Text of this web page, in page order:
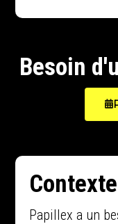
Besoin
Contexte
Papillex a un